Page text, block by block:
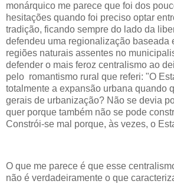
monárquico me parece que foi dos
hesitações quando foi preciso optar
tradição, ficando sempre do lado da
defendeu uma regionalização baseada
regiões naturais assentes no
defender o mais feroz centralismo ao
pelo romantismo rural que referi: "O
totalmente a expansão urbana quando
gerais de urbanização? Não se devia
quer porque também não se pode
Constrói-se mal porque, às vezes, o
O que me parece é que esse
não é verdadeiramente o que